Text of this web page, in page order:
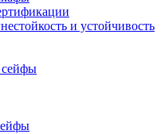
и устойчивость